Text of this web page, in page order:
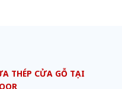
THÉP CỬA GỖ TẠI